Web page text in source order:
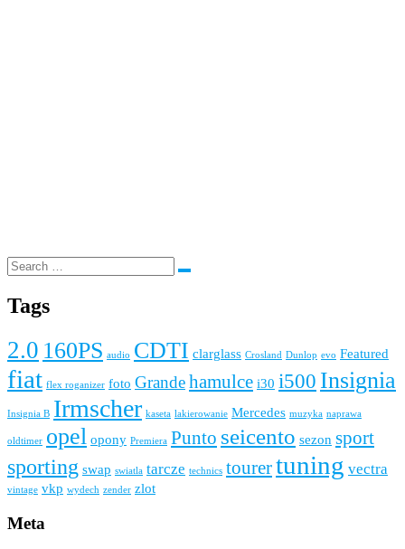
Tags
2.0 160PS audio CDTI clarglass Crosland Dunlop evo Featured
fiat flex roganizer foto Grandehamulce i30 i500 Insignia
Insignia B Irmscher kaseta lakierowanie Mercedes muzyka naprawa
oldtimer opel opony Premiera Punto seicento sezon sport
sporting swap swiatla tarcze technics tourertuning vectra
vintage vkp wydech zender zlot
Meta